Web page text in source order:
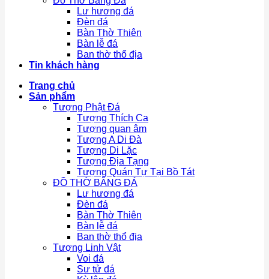
Lư hương đá
Đèn đá
Bàn Thờ Thiên
Bàn lễ đá
Ban thờ thổ địa
Tin khách hàng
Trang chủ
Sản phẩm
Tượng Phật Đá
Tượng Thích Ca
Tượng quan âm
Tượng A Di Đà
Tượng Di Lặc
Tượng Địa Tạng
Tượng Quán Tự Tại Bồ Tát
ĐỒ THỜ BẰNG ĐÁ
Lư hương đá
Đèn đá
Bàn Thờ Thiên
Bàn lễ đá
Ban thờ thổ địa
Tượng Linh Vật
Voi đá
Sư tử đá